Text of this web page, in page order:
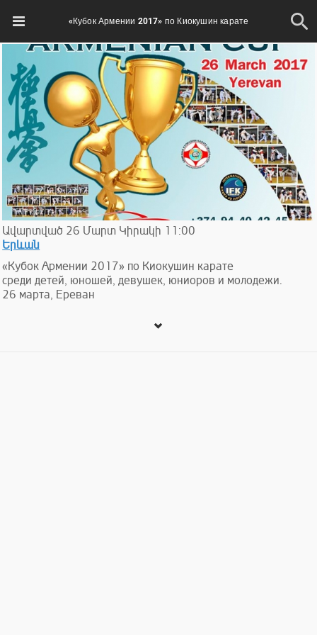
«Кубок Армении 2017» по Киокушин карате
Ավարտված 26 Մարտ Կիրակի 11:00
Երևան
«Кубок Армении 2017» по Киокушин карате
среди детей, юношей, девушек, юниоров и молодежи.
26 марта, Ереван